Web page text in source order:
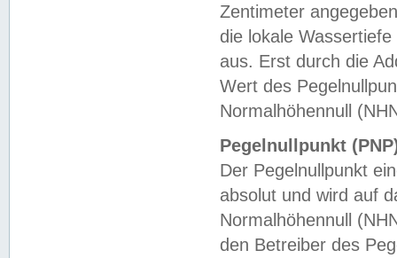
Zentimeter
die lokale
aus. Erst durch die
Wert des
Normalhöhennull
Pegelnullpunkt
Der Pegelnullpunkt
absolut und wird auf
Normalhöhennull
den Betreiber des